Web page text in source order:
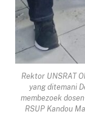
Rektor UNSRAT
yang ditemani
membezoek
RSUP Kandou